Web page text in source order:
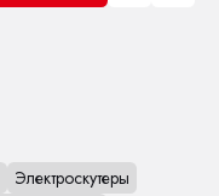
Электроскутеры